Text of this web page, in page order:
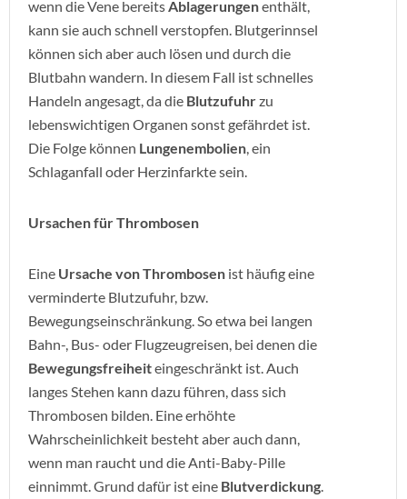
wenn die Vene bereits Ablagerungenenthält,
kann sie auch schnell verstopfen. Blutgerinnsel
können sich aber auch lösen und durch die
Blutbahn wandern. In diesem Fall ist schnelles
Handeln angesagt, da die Blutzufuhrzu
lebenswichtigen Organen sonst gefährdet ist.
Die Folge können Lungenembolien , ein
Schlaganfall oder Herzinfarkte sein.
Ursachen für Thrombosen
Eine Ursache von Thrombosen ist häufig eine
verminderte Blutzufuhr, bzw.
Bewegungseinschränkung. So etwa bei langen
Bahn-, Bus- oder Flugzeugreisen, bei denen die
Bewegungsfreiheiteingeschränkt ist. Auch
langes Stehen kann dazu führen, dass sich
Thrombosen bilden. Eine erhöhte
Wahrscheinlichkeit besteht aber auch dann,
wenn man raucht und die Anti-Baby-Pille
einnimmt. Grund dafür ist eine Blutverdickung